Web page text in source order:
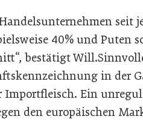
seit
40% und Puten
bestätigt
in der
Ein
den europäischen